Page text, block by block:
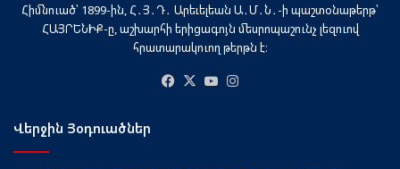
Հիմնուած՝ 1899-ին, Հ․Յ․Դ․ Արեւելեան Ա․Մ․Ն․-ի պաշտօնաթերթ՝
ՀԱՅՐԵՆԻՔ-ը, աշխարհի երիցագոյն մեսրոպաշունչ լեզուով
հրատարակուող թերթն է։
Facebook
X YouTube
Վերջին Յօդուածներ